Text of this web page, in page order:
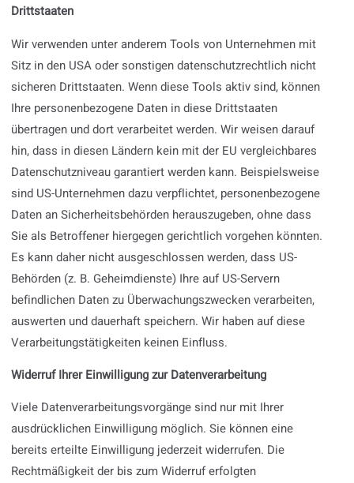
Drittstaaten
Wir verwenden unter anderem Tools von Unternehmen mit
Sitz in den USA oder sonstigen datenschutzrechtlich nicht
sicheren Drittstaaten. Wenn diese Tools aktiv sind, können
Ihre personenbezogene Daten in diese Drittstaaten
übertragen und dort verarbeitet werden. Wir weisen darauf
hin, dass in diesen Ländern kein mit der EU vergleichbares
Datenschutzniveau garantiert werden kann. Beispielsweise
sind US-Unternehmen dazu verpflichtet, personenbezogene
Daten an Sicherheitsbehörden herauszugeben, ohne dass
Sie als Betroffener hiergegen gerichtlich vorgehen könnten.
Es kann daher nicht ausgeschlossen werden, dass US-
Behörden (z. B. Geheimdienste) Ihre auf US-Servern
befindlichen Daten zu Überwachungszwecken verarbeiten,
auswerten und dauerhaft speichern. Wir haben auf diese
Verarbeitungstätigkeiten keinen Einfluss.
Widerruf Ihrer Einwilligung zur Datenverarbeitung
Viele Datenverarbeitungsvorgänge sind nur mit Ihrer
ausdrücklichen Einwilligung möglich. Sie können eine
bereits erteilte Einwilligung jederzeit widerrufen. Die
Rechtmäßigkeit der bis zum Widerruf erfolgten